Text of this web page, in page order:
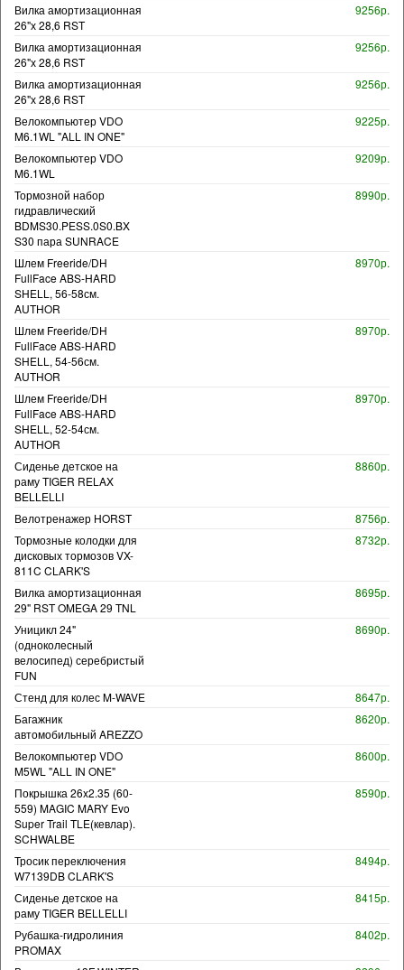
Вилка амортизационная
26"х 28,6 RST
9256р.
Вилка амортизационная
26"х 28,6 RST
9256р.
Вилка амортизационная
26"х 28,6 RST
9256р.
Велокомпьютер VDO
M6.1WL "ALL IN ONE"
9225р.
Велокомпьютер VDO
M6.1WL
9209р.
Тормозной набор
гидравлический
BDMS30.PESS.0S0.BX
S30 пара SUNRACE
8990р.
Шлем Freeride/DH
FullFace ABS-HARD
SHELL, 56-58см.
AUTHOR
8970р.
Шлем Freeride/DH
FullFace ABS-HARD
SHELL, 54-56см.
AUTHOR
8970р.
Шлем Freeride/DH
FullFace ABS-HARD
SHELL, 52-54см.
AUTHOR
8970р.
Сиденье детское на
раму TIGER RELAX
BELLELLI
8860р.
Велотренажер HORST
8756р.
Тормозные колодки для
дисковых тормозов VX-
811C CLARK'S
8732р.
Вилка амортизационная
29" RST OMEGA 29 TNL
8695р.
Уницикл 24"
(одноколесный
велосипед) серебристый
FUN
8690р.
Стенд для колес M-WAVE
8647р.
Багажник
автомобильный AREZZO
8620р.
Велокомпьютер VDO
M5WL "ALL IN ONE"
8600р.
Покрышка 26x2.35 (60-
559) MAGIC MARY Evo
Super Trail TLE(кевлар).
SCHWALBE
8590р.
Тросик переключения
W7139DB CLARK'S
8494р.
Сиденье детское на
раму TIGER BELLELLI
8415р.
Рубашка-гидролиния
PROMAX
8402р.